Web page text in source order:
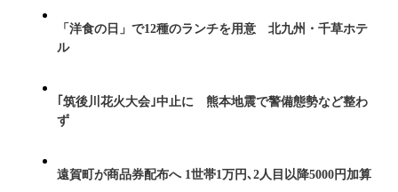
「洋食の日」で12種のランチを用意 北九州・千草ホテ
ル
｢筑後川花火大会｣中止に 熊本地震で警備態勢など整わ
ず
遠賀町が商品券配布へ 1世帯1万円､2人目以降5000円加算